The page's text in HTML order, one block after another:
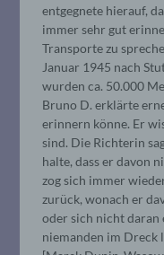
entgegnete hierauf,
immer sehr gut
Transporte zu
Januar 1945 nach
wurden ca. 50.000
Bruno D. erklärte
erinnern könne. Er
sind. Die Richterin
halte, dass er davon
zog sich immer
zurück, wonach er
oder sich nicht daran
niemanden im Dreck